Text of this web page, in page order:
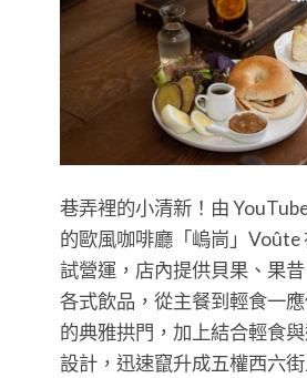
巷弄裡的小清新！由
的歐風咖啡廳「嵨峝」Voûte
試營運，店內提供貝果、果
各式飲品，從主餐到輕食一
的典雅拱門，加上結合輕食
設計，迅速竄升成五權西六